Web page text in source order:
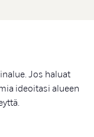
Jos haluat
ideoitasi alueen